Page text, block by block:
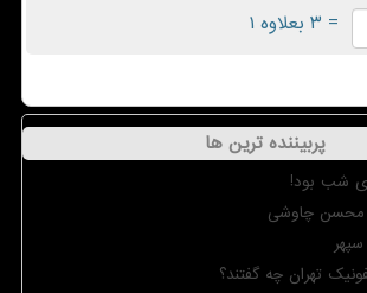
= ۳ بعلاوه ۱
پربیننده ترین ها
شب بود!
محسن چاوشی
تهران چه گفتند؟